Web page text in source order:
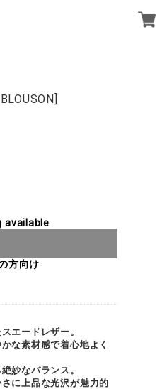
available
方向け
エードレザー。
な素材感で着心地よく
妙なバランス。
に上品な光沢が魅力的